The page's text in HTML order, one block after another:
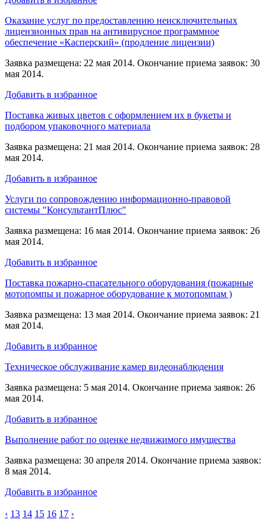
Оказание услуг по предоставлению неисключительных
лицензионных прав на антивирусное программное
обеспечение «Касперский» (продление лицензии)
Заявка размещена: 22 мая 2014. Окончание приема заявок: 30
мая 2014.
Добавить в избранное
Поставка живых цветов с оформлением их в букеты и
подбором упаковочного материала
Заявка размещена: 21 мая 2014. Окончание приема заявок: 28
мая 2014.
Добавить в избранное
Услуги по сопровождению информационно-правовой
системы "КонсультантПлюс"
Заявка размещена: 16 мая 2014. Окончание приема заявок: 26
мая 2014.
Добавить в избранное
Поставка пожарно-спасательного оборудования (пожарные
мотопомпы и пожарное оборудование к мотопомпам )
Заявка размещена: 13 мая 2014. Окончание приема заявок: 21
мая 2014.
Добавить в избранное
Техническое обслуживание камер видеонаблюдения
Заявка размещена: 5 мая 2014. Окончание приема заявок: 26
мая 2014.
Добавить в избранное
Выполнение работ по оценке недвижимого имущества
Заявка размещена: 30 апреля 2014. Окончание приема заявок:
8 мая 2014.
Добавить в избранное
‹ 13 14 15 16 17 ›